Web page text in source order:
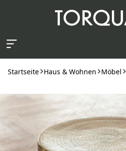
Startseite Haus & Wohnen Möbel